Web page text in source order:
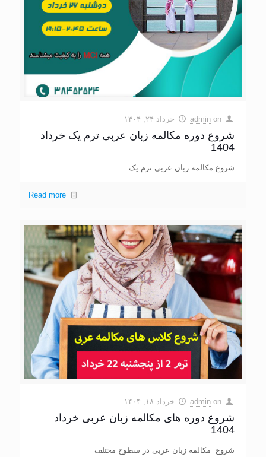
admin on خرداد ۲۴, ۱۴۰۴
شروع دوره مکالمه زبان عربی ترم یک خرداد
1404
شروع مکالمه زبان عربی ترم یک...
Read more
admin on خرداد ۱۸, ۱۴۰۴
شروع دوره های مکالمه زبان عربی خرداد
1404
شروع مکالمه زبان عربی در سطوح مختلف